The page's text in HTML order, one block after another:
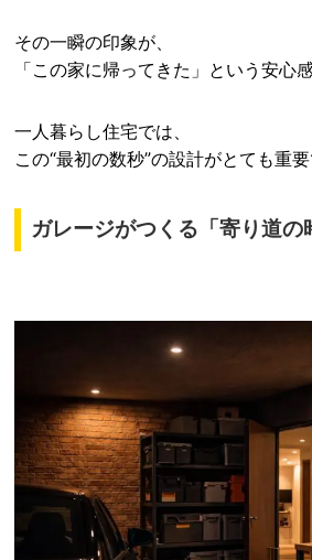
その一瞬の印象が、
「この家に帰ってきた」という安心
一人暮らし住宅では、
この“最初の数秒”の設計がとても重要
ガレージがつくる「寄り道の